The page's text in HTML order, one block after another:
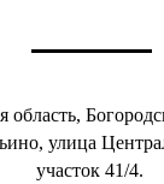
область,
улица
участок 41/4.